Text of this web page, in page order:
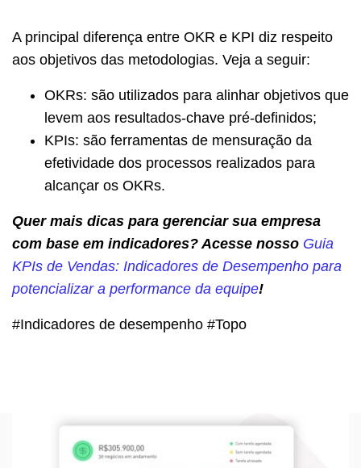
A principal diferença entre OKR e KPI diz respeito
aos objetivos das metodologias. Veja a seguir:
OKRs: são utilizados para alinhar objetivos que
levem aos resultados-chave pré-definidos;
KPIs: são ferramentas de mensuração da
efetividade dos processos realizados para
alcançar os OKRs.
Quer mais dicas para gerenciar sua empresa
com base em indicadores? Acesse nosso Guia
KPIs de Vendas: Indicadores de Desempenho para
potencializar a performance da equipe!
#Indicadores de desempenho #Topo